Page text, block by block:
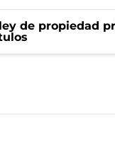
de propiedad